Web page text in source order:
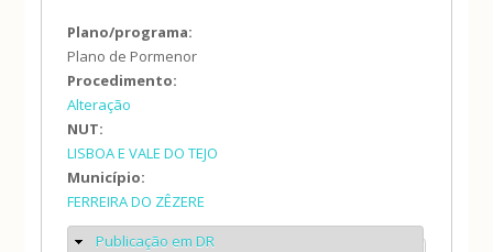
Plano/programa:
Plano de Pormenor
Procedimento:
Alteração
NUT:
LISBOA E VALE DO TEJO
Município:
FERREIRA DO ZÊZERE
Ocultar
Publicação em DR